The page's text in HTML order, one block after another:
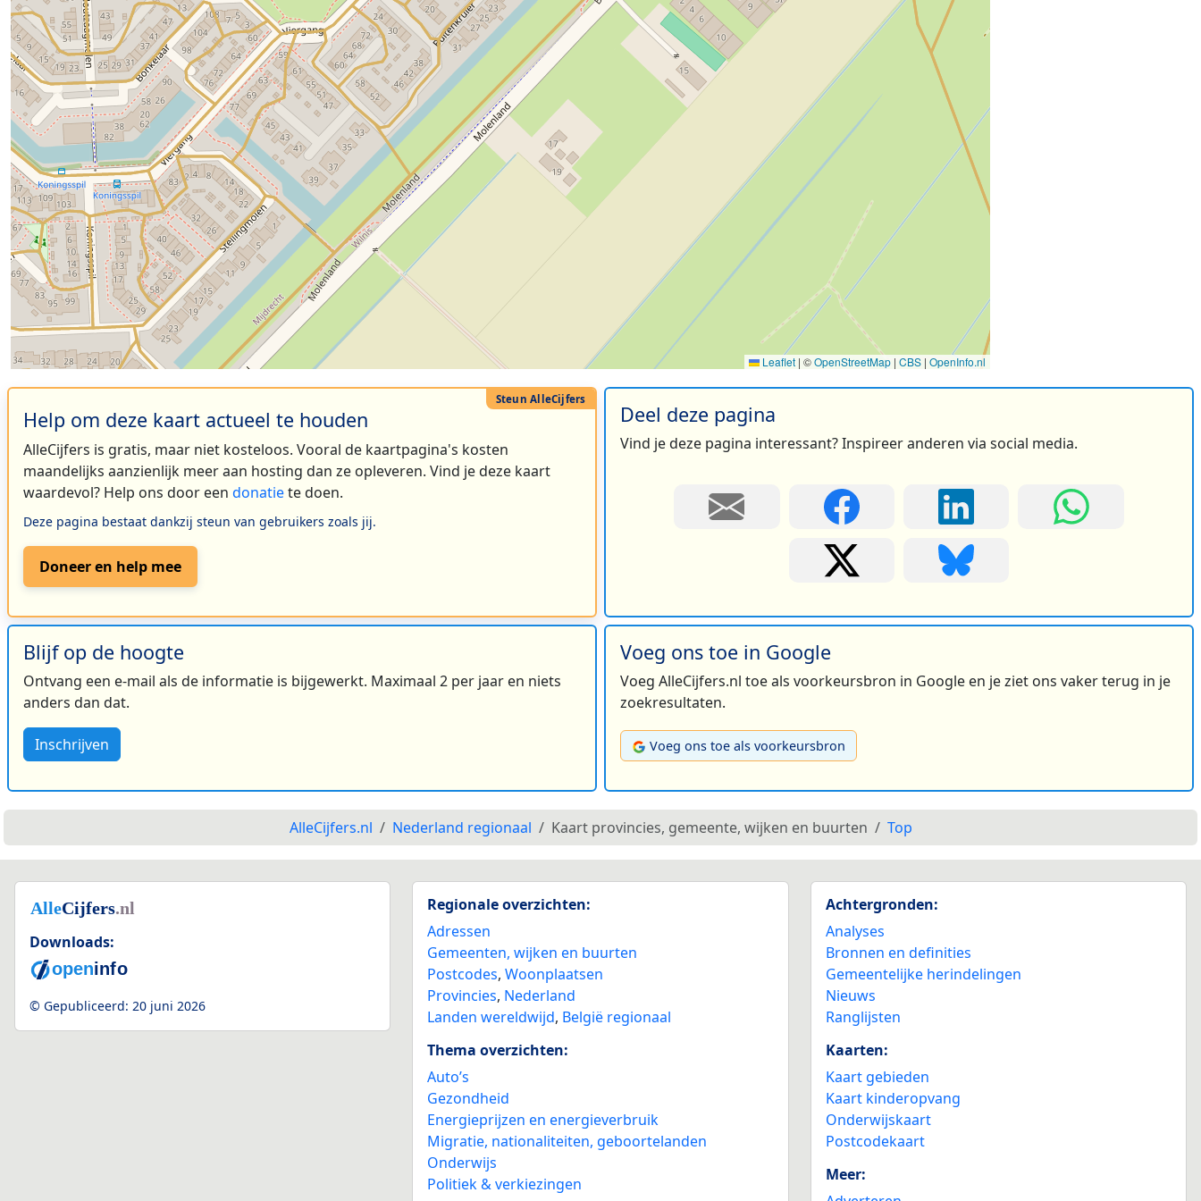
Leaflet | ©OpenStreetMap | CBS | OpenInfo.nl
Help om deze kaart actueel te houden
AlleCijfers is gratis, maar niet kosteloos. Vooral de kaartpagina's kosten
maandelijks aanzienlijk meer aan hosting dan ze opleveren. Vind je deze kaart
waardevol? Help ons door een donatiete doen.
Deze pagina bestaat dankzij steun van gebruikers zoals jij.
Doneer en help mee
Deel deze pagina
Vind je deze pagina interessant? Inspireer anderen via social media.
Blijf op de hoogte
Ontvang een e-mail als de informatie is bijgewerkt. Maximaal 2 per jaar en niets
anders dan dat.
Inschrijven
Voeg ons toe in Google
Voeg AlleCijfers.nl toe als voorkeursbron in Google en je ziet ons vaker terug in je
zoekresultaten.
Voeg ons toe als voorkeursbron
AlleCijfers.nl Nederland regionaal Kaart provincies, gemeente, wijken en buurten Top
Downloads:
© Gepubliceerd: 20 juni 2026
Regionale overzichten:
Adressen
Gemeenten, wijken en buurten
Postcodes,Woonplaatsen
Provincies, Nederland
Landen wereldwijd, België regionaal
Thema overzichten:
Auto’s
Gezondheid
Energieprijzen en energieverbruik
Migratie, nationaliteiten, geboortelanden
Onderwijs
Politiek & verkiezingen
Achtergronden:
Analyses
Bronnen en definities
Gemeentelijke herindelingen
Nieuws
Ranglijsten
Kaarten:
Kaart gebieden
Kaart kinderopvang
Onderwijskaart
Postcodekaart
Meer: